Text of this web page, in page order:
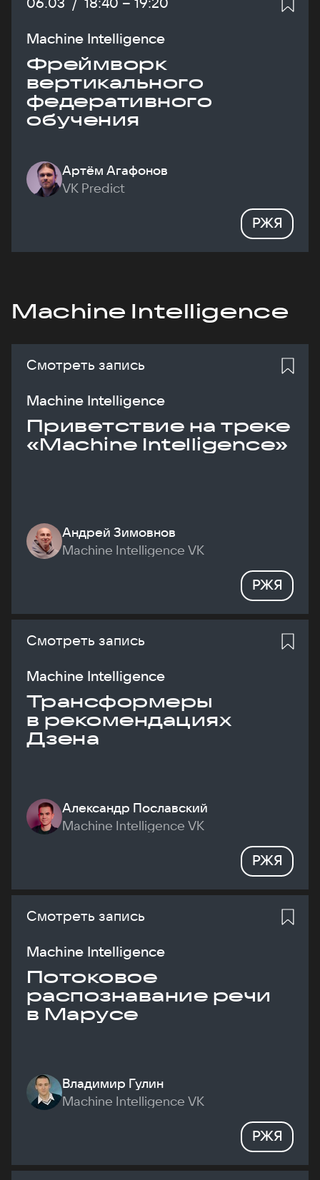
Machine Intelligence
Фреймворк
вертикального
федеративного
обучения
Артём Агафонов
VK Predict
РЖЯ
Machine Intelligence
Смотреть запись
Machine Intelligence
Приветствие на треке
«Machine Intelligence»
Андрей Зимовнов
Machine Intelligence VK
РЖЯ
Смотреть запись
Machine Intelligence
Трансформеры
в рекомендациях
Дзена
Александр Пославский
Machine Intelligence VK
РЖЯ
Смотреть запись
Machine Intelligence
Потоковое
распознавание речи
в Марусе
Владимир Гулин
Machine Intelligence VK
РЖЯ